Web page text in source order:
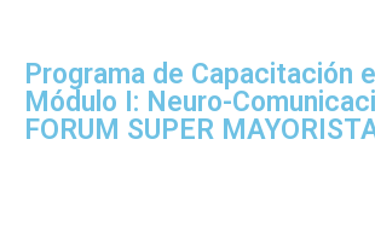
Programa de Capacitación
Módulo I: Neuro-
FORUM SUPER